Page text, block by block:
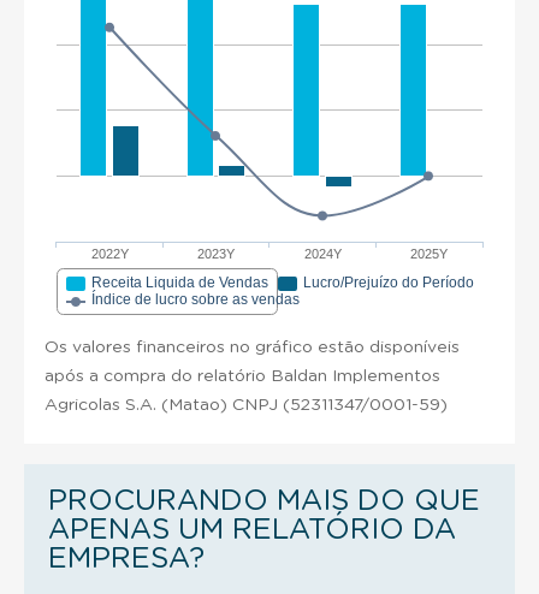
2022Y 2023Y 2024Y 2025Y
Receita Liquida de Vendas
Lucro/Prejuízo do Período
Índice de lucro sobre as vendas
Os valores financeiros no gráfico estão disponíveis
após a compra do relatório Baldan Implementos
Agricolas S.A. (Matao) CNPJ (52311347/0001-59)
PROCURANDO MAIS DO QUE
APENAS UM RELATÓRIO DA
EMPRESA?